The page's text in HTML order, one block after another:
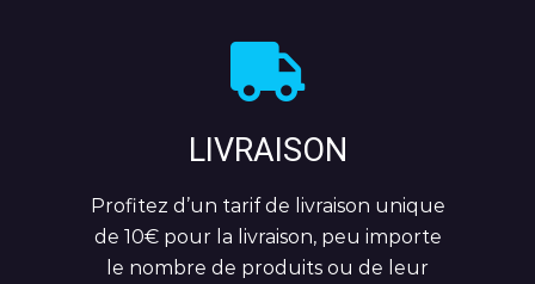
LIVRAISON
Profitez d’un tarif de livraison unique
de 10€ pour la livraison, peu importe
le nombre de produits ou de leur